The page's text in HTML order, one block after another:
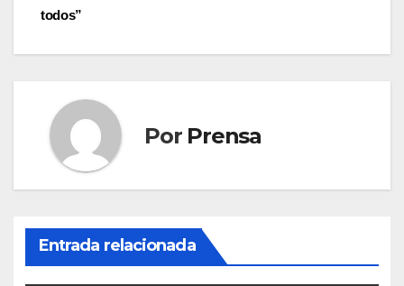
de
entradas
todos”
Por Prensa
Entrada relacionada